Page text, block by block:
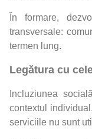
În formare,
transversale:
termen lung.
Legătura cu
Incluziunea
contextul
serviciile nu sunt